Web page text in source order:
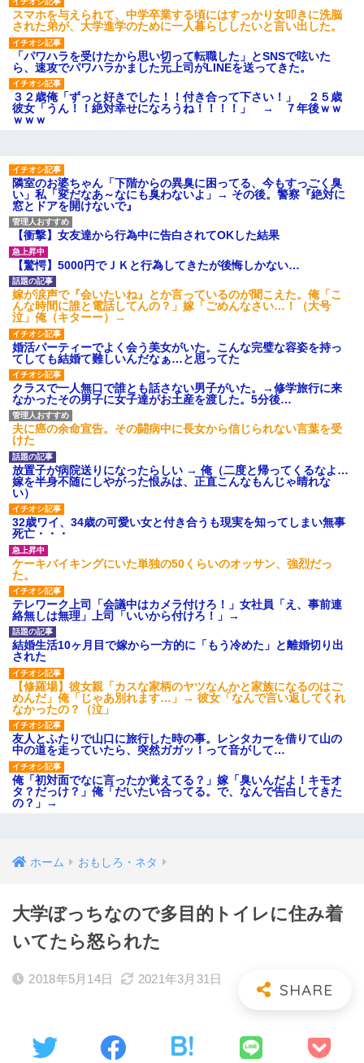
【ネット騒然】惨殺されたタ
ワマン頂き女子のこの動画、す
げえええええｗｗｗｗｗｗｗｗ
ｗｗｗ
【愕然】白のクラウン俺氏、
高速道路左車線を制限速度で走
った結果wwwwwwwwwwww
百年の恋12-899 食べた量を
張り合ってくる
【悲報】佐藤輝明・・・２軍
スマホを与えられて、中学卒業する頃にはすっかり女叩きに洗脳
された弟が、大学進学のために一人暮らししたいと言い出した。
「パワハラを受けたから思い切って転職した」とSNSで呟いた
ら、速攻でパワハラかました元上司がLINEを送ってきた。
３２歳俺「ずっと好きでした！！付き合って下さい！」 ２５歳
彼女「うん！！絶対幸せになろうね！！！！」 → ７年後ｗｗ
ｗｗｗ
隣室のお婆ちゃん「下階からの異臭に困ってる、今もすっごく臭
い」私「変だなあ～なにも臭わないよ」→ その後。警察『絶対に
窓とドアを開けないで』
【衝撃】女友達から行為中に告白されてOKした結果
【驚愕】5000円でＪＫと行為してきたが後悔しかない…
嫁が涙声で『会いたいね』とか言っているのが聞こえた。俺「こ
んな時間に誰と電話してんの？」嫁「ごめんなさい…！（大号
泣」俺（キターー）→
婚活パーティーでよく会う美女がいた。こんな完璧な容姿を持っ
てしても結婚て難しいんだなぁ…と思ってた
クラスで一人無口で誰とも話さない男子がいた。→修学旅行に来
なかったその男子に女子達がお土産を渡した。5分後…
夫に癌の余命宣告。その闘病中に長女から信じられない言葉を受
けた
放置子が病院送りになったらしい → 俺（二度と帰ってくるなよ…
嫁を半身不随にしやがった恨みは、正直こんなもんじゃ晴れな
い）
32歳ワイ、34歳の可愛い女と付き合うも現実を知ってしまい無事
死亡・・・
ケーキバイキングにいた単独の50くらいのオッサン、強烈だっ
た。
テレワーク上司「会議中はカメラ付けろ！」女社員「え、事前連
絡無しは無理」上司「いいから付けろ！」→
結婚生活10ヶ月目で嫁から一方的に「もう冷めた」と離婚切り出
された
【修羅場】彼女親「カスな家柄のヤツなんかと家族になるのはご
めんだ」俺「じゃあ別れます…」→ 彼女「なんで言い返してくれ
なかったの？（泣」
友人とふたりで山口に旅行した時の事。レンタカーを借りて山の
中の道を走っていたら、突然ガガッ！って音がして…
俺「初対面でなに言ったか覚えてる？」嫁「臭いんだよ！キモオ
タ？だっけ？」俺「だいたい合ってる。で、なんで告白してきた
の？」→
ホーム おもしろ・ネタ
大学ぼっちなので多目的トイレに住み着
いてたら怒られた
2018年5月14日 2021年3月31日